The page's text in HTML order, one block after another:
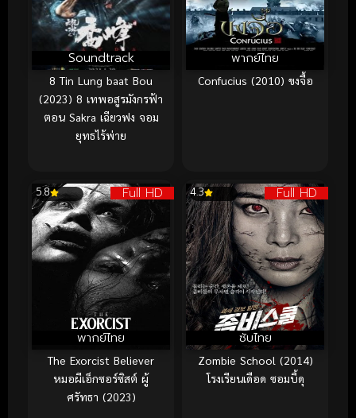
Soundtrack
8 Tin Lung baat Bou
(2023) 8 เทพอสูรมังกรฟ้า
ตอน Sakra เฉียวฟง จอม
ยุทธไร้พ่าย
พากย์ไทย
Confucius (2010) ขงจื้อ
Full HD
พากย์ไทย
5.8
The Exorcist Believer
หมอผีเอ็กซอร์ซิสต์ ผู้
ศรัทธา (2023)
Full HD
ซับไทย
4.3
Zombie School (2014)
โรงเรียนเดือด ซอมบี้ดุ